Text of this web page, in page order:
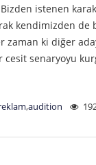
Bizden istenen
kendimizden de
zaman ki diğer
cesit senaryoyu
,audition